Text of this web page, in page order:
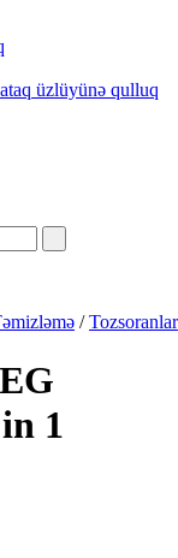
üzlüyünə qulluq
/Tozsoranlar
1